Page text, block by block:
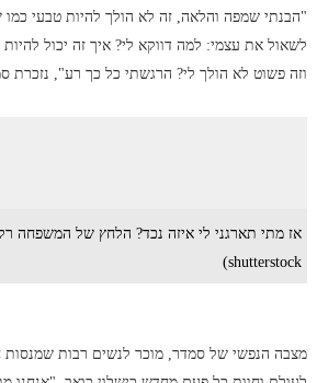
"הבנתי שמפה והלאה, זה לא הולך להיות טבעי
לשאול את עצמי: למה דווקא לי? איך זה יכול
וזה פשוט לא הולך לי? הרגשתי כל כך רע", נזכרת
אז מתי תארגני לי איזה נכד? הלחץ של המשפחה
shutterstock)
מצבה הנפשי של סמדר, מוכר לנשים רבות שמנסות